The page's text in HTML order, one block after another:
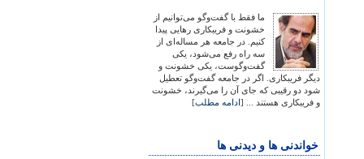
ما فقط با گفت‌وگو می‌توانیم از
خشونت و فریبکاری رهایی پیدا
کنیم. در جامعه هر مساله‌ای از
سه راه رفع می‌شود، یکی
گفت‌وگوست، یکی خشونت و
دیگر فریبکاری. اگر در جامعه گفت‌وگو تعطیل
شود دو رقیبی که جای آن را می‌گیرند، خشونت
و فریبکاری هستند ... [ادامه مطلب]
خواندنی ها و دیدنی ها